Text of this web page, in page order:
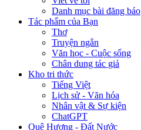
Danh mục bài đăng báo
Tác phẩm của Bạn
Thơ
Truyện ngắn
Văn học - Cuộc sống
Chân dung tác giả
Kho tri thức
Tiếng Việt
Lịch sử - Văn hóa
Nhân vật & Sự kiện
ChatGPT
Quê Hương - Đất Nước